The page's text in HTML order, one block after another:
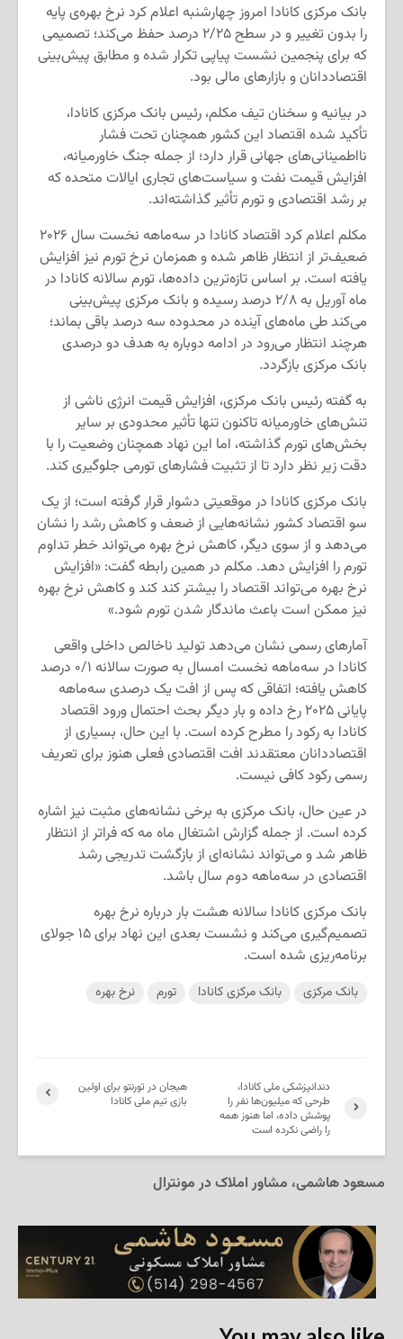
بانک مرکزی کانادا امروز چهارشنبه اعلام کرد نرخ بهره‌ی پایه
را بدون تغییر و در سطح ۲/۲۵ درصد حفظ می‌کند؛ تصمیمی
که برای پنجمین نشست پیاپی تکرار شده و مطابق پیش‌بینی
اقتصاددانان و بازارهای مالی بود.
در بیانیه و سخنان تیف مکلم، رئیس بانک مرکزی کانادا،
تأکید شده اقتصاد این کشور همچنان تحت فشار
نااطمینانی‌های جهانی قرار دارد؛ از جمله جنگ خاورمیانه،
افزایش قیمت نفت و سیاست‌های تجاری ایالات متحده که
بر رشد اقتصادی و تورم تأثیر گذاشته‌اند.
مکلم اعلام کرد اقتصاد کانادا در سه‌ماهه نخست سال ۲۰۲۶
ضعیف‌تر از انتظار ظاهر شده و همزمان نرخ تورم نیز افزایش
یافته است. بر اساس تازه‌ترین داده‌ها، تورم سالانه کانادا در
ماه آوریل به ۲/۸ درصد رسیده و بانک مرکزی پیش‌بینی
می‌کند طی ماه‌های آینده در محدوده سه درصد باقی بماند؛
هرچند انتظار می‌رود در ادامه دوباره به هدف دو درصدی
بانک مرکزی بازگردد.
به گفته رئیس بانک مرکزی، افزایش قیمت انرژی ناشی از
تنش‌های خاورمیانه تاکنون تنها تأثیر محدودی بر سایر
بخش‌های تورم گذاشته، اما این نهاد همچنان وضعیت را با
دقت زیر نظر دارد تا از تثبیت فشارهای تورمی جلوگیری کند.
بانک مرکزی کانادا در موقعیتی دشوار قرار گرفته است؛ از یک
سو اقتصاد کشور نشانه‌هایی از ضعف و کاهش رشد را نشان
می‌دهد و از سوی دیگر، کاهش نرخ بهره می‌تواند خطر تداوم
تورم را افزایش دهد. مکلم در همین رابطه گفت: «افزایش
نرخ بهره می‌تواند اقتصاد را بیشتر کند کند و کاهش نرخ بهره
نیز ممکن است باعث ماندگار شدن تورم شود.»
آمارهای رسمی نشان می‌دهد تولید ناخالص داخلی واقعی
کانادا در سه‌ماهه نخست امسال به صورت سالانه ۰/۱ درصد
کاهش یافته؛ اتفاقی که پس از افت یک درصدی سه‌ماهه
پایانی ۲۰۲۵ رخ داده و بار دیگر بحث احتمال ورود اقتصاد
کانادا به رکود را مطرح کرده است. با این حال، بسیاری از
اقتصاددانان معتقدند افت اقتصادی فعلی هنوز برای تعریف
رسمی رکود کافی نیست.
در عین حال، بانک مرکزی به برخی نشانه‌های مثبت نیز اشاره
کرده است. از جمله گزارش اشتغال ماه مه که فراتر از انتظار
ظاهر شد و می‌تواند نشانه‌ای از بازگشت تدریجی رشد
اقتصادی در سه‌ماهه دوم سال باشد.
بانک مرکزی کانادا سالانه هشت بار درباره نرخ بهره
تصمیم‌گیری می‌کند و نشست بعدی این نهاد برای ۱۵ جولای
برنامه‌ریزی شده است.
بانک مرکزی بانک مرکزی کانادا تورم نرخ بهره
هیجان در تورنتو برای اولین
بازی تیم ملی کانادا
دندانپزشکی ملی کانادا،
طرحی که میلیون‌ها نفر را
پوشش داده، اما هنوز همه
را راضی نکرده است
مسعود هاشمی، مشاور املاک در مونترال